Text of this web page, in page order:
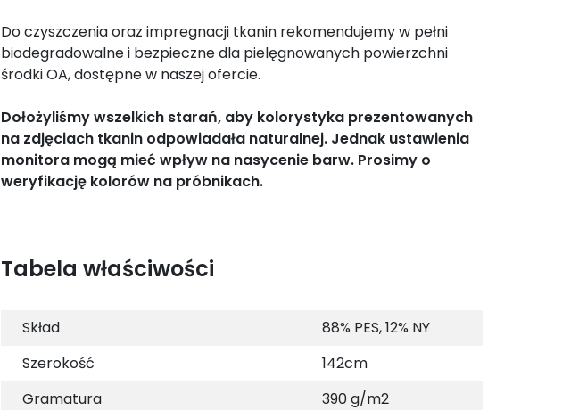
Do czyszczenia oraz impregnacji tkanin rekomendujemy w pełni
biodegradowalne i bezpieczne dla pielęgnowanych powierzchni
środki OA, dostępne w naszej ofercie.
Dołożyliśmy wszelkich starań, aby kolorystyka prezentowanych
na zdjęciach tkanin odpowiadała naturalnej. Jednak ustawienia
monitora mogą mieć wpływ na nasycenie barw. Prosimy o
weryfikację kolorów na próbnikach.
Tabela właściwości
Skład
88% PES, 12% NY
Szerokość
142cm
Gramatura
390 g/m2